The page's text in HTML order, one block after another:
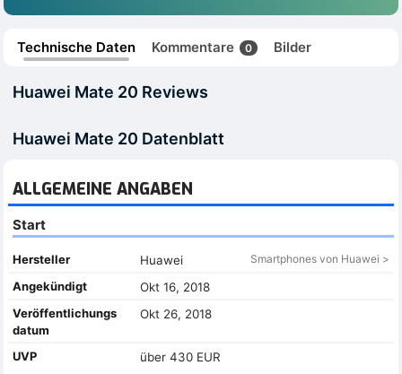
Technische Daten Kommentare 0 Bilder
Huawei Mate 20 Reviews
Huawei Mate 20 Datenblatt
ALLGEMEINE ANGABEN
Start
Hersteller Huawei Smartphones von Huawei >
Angekündigt
Okt 16, 2018
Veröffentlichungs
datum
Okt 26, 2018
UVP über 430 EUR